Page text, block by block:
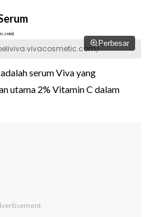
Perbesar
serum Viva yang
utama 2% Vitamin C dalam